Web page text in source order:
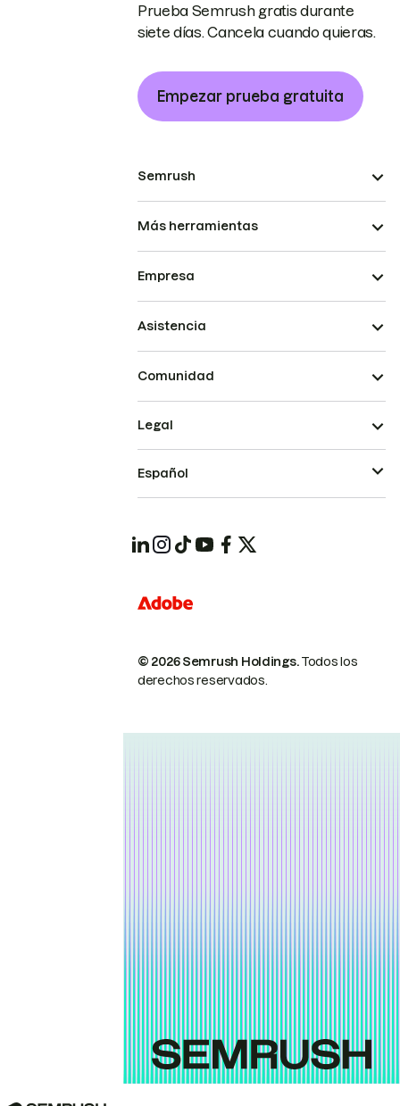
Prueba Semrush gratis durante
siete días. Cancela cuando quieras.
Empezar prueba gratuita
Semrush
Más herramientas
Empresa
Asistencia
Comunidad
© 2026 Semrush Holdings.Todos los
derechos reservados.
Legal
Español